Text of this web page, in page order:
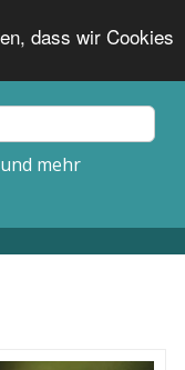
dass wir Cookies
mehr